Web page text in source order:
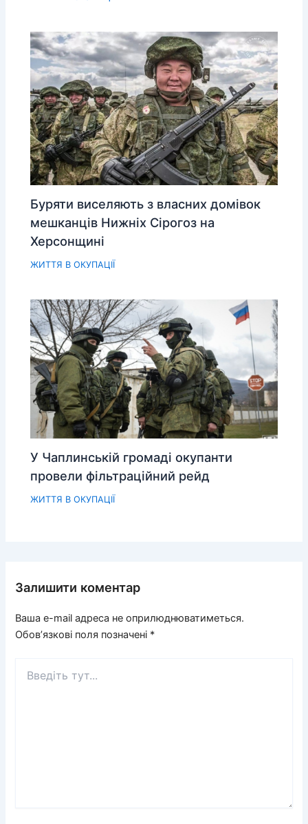
Буряти виселяють з власних домівок
мешканців Нижніх Сірогоз на
Херсонщині
ЖИТТЯ В ОКУПАЦІЇ
У Чаплинській громаді окупанти
провели фільтраційний рейд
ЖИТТЯ В ОКУПАЦІЇ
Залишити коментар
Ваша e-mail адреса не оприлюднюватиметься.
Обов’язкові поля позначені *
тут...